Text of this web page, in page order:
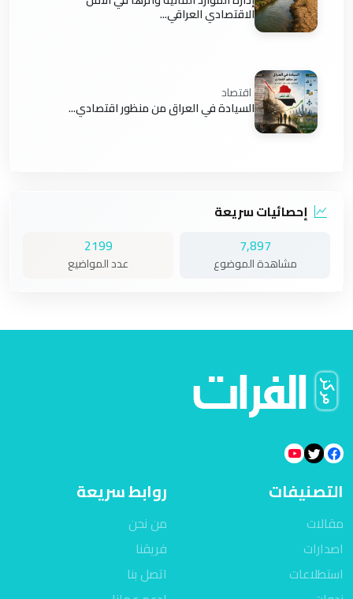
الاقتصادي العراقي...
اقتصاد
السيادة في العراق من منظور اقتصادي...
إحصائيات سريعة
7,897
مشاهدة الموضوع
2199
عدد المواضيع
التصنيفات
مقالات
اصدارات
استطلاعات
روابط سريعة
من نحن
فريقنا
اتصل بنا